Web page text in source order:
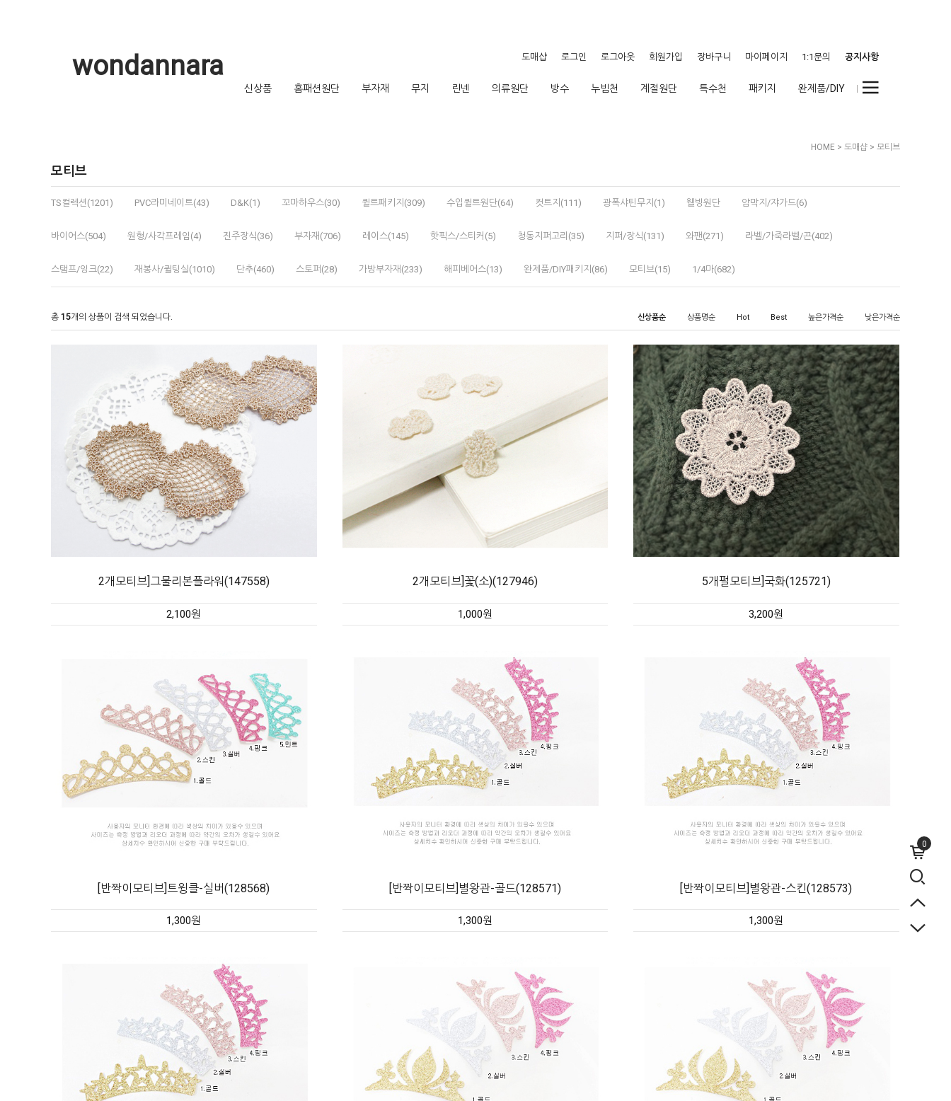
wondannara 도매샵 로그인 로그아웃 회원가입 장바구니 마이페이지 1:1문의 공지사항
신상품 홈패션원단 부자재 무지 린넨 의류원단 방수 누빔천 계절원단 특수천 패키지 완제품/DIY
0
HOME > 도매샵 > 모티브
모티브
TS컬렉션(1201) PVC라미네이트(43) D&K(1) 꼬마하우스(30) 퀼트패키지(309) 수입퀼트원단(64) 컷트지(111) 광폭샤틴무지(1) 웰빙원단 암막지/쟈가드(6)
바이어스(504) 원형/사각프레임(4) 진주장식(36) 부자재(706) 레이스(145) 핫픽스/스티커(5) 청동지퍼고리(35) 지퍼/장식(131) 와팬(271) 라벨/가죽라벨/끈(402)
스탬프/잉크(22) 재봉사/퀼팅실(1010) 단추(460) 스토퍼(28) 가방부자재(233) 해피베어스(13) 완제품/DIY패키지(86) 모티브(15) 1/4마(682)
총 15개의 상품이 검색 되었습니다. 신상품순 상품명순 Hot Best 높은가격순 낮은가격순
2개모티브]그물리본플라워(147558)
2,100원
2개모티브]꽃(소)(127946)
1,000원
5개펄모티브]국화(125721)
3,200원
[반짝이모티브]트윙클-실버(128568)
1,300원
[반짝이모티브]별왕관-골드(128571)
1,300원
[반짝이모티브]별왕관-스킨(128573)
1,300원